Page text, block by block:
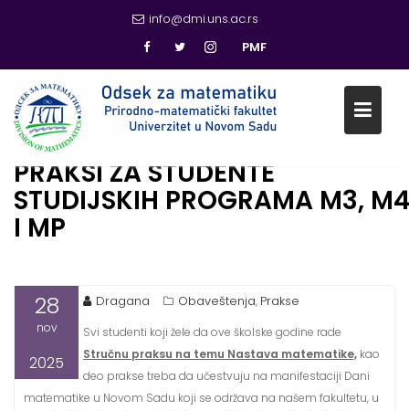
Skip
content
info@dmi.uns.ac.rs
PMF
OBAVEŠTENJE O STRUČNOJ
PRAKSI ZA STUDENTE
STUDIJSKIH PROGRAMA M3, M4
I MP
28
nov
2025
Dragana Obaveštenja, Prakse
Svi studenti koji žele da ove školske godine rade
Stručnu praksu na temu Nastava matematike, kao
deo prakse treba da učestvuju na manifestaciji Dani
matematike u Novom Sadu koji se održava na našem fakultetu, u